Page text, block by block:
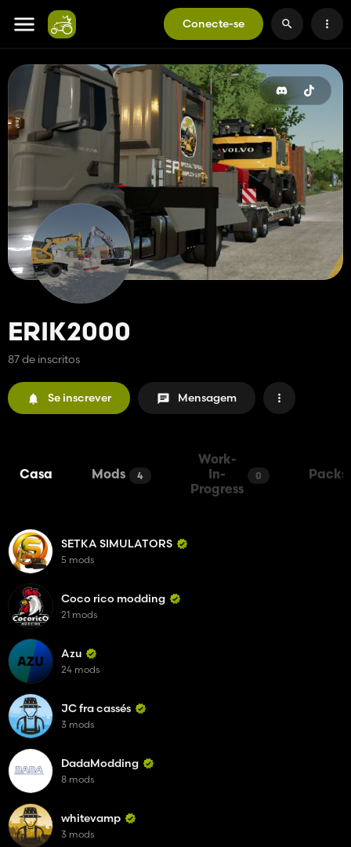
Conecte-se
ERIK2000
87 de inscritos
Se inscrever Mensagem
Casa Mods 4
Work-
In-
Progress
0 Packs
SETKA SIMULATORS
5 mods
Coco rico modding
21 mods
Azu
24 mods
JC fra cassés
3 mods
DadaModding
8 mods
whitevamp
3 mods